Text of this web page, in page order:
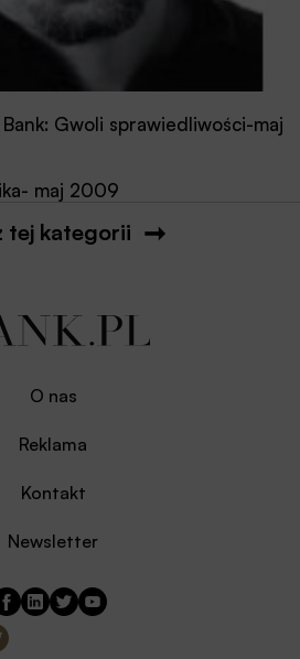
Gwoli sprawiedliwości-maj
maj 2009
tej kategorii
O nas
Reklama
Kontakt
Newsletter